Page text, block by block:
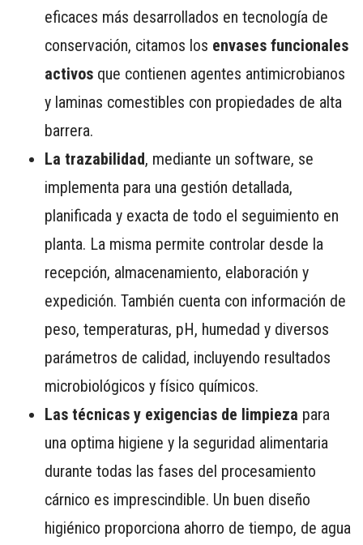
eficaces más desarrollados en tecnología de
conservación, citamos los envases funcionales
activos que contienen agentes antimicrobianos
y laminas comestibles con propiedades de alta
barrera.
La trazabilidad, mediante un software, se
implementa para una gestión detallada,
planificada y exacta de todo el seguimiento en
planta. La misma permite controlar desde la
recepción, almacenamiento, elaboración y
expedición. También cuenta con información de
peso, temperaturas, pH, humedad y diversos
parámetros de calidad, incluyendo resultados
microbiológicos y físico químicos.
Las técnicas y exigencias de limpieza para
una optima higiene y la seguridad alimentaria
durante todas las fases del procesamiento
cárnico es imprescindible. Un buen diseño
higiénico proporciona ahorro de tiempo, de agua